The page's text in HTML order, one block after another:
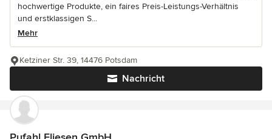
hochwertige Produkte, ein faires Preis-Leistungs-Verhältnis
und erstklassigen S...
Mehr
Nachricht
Ketziner Str. 39, 14476 Potsdam